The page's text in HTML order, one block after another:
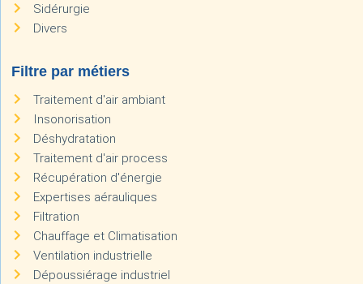
Sidérurgie
Divers
Filtre par métiers
Traitement d'air ambiant
Insonorisation
Déshydratation
Traitement d'air process
Récupération d'énergie
Expertises aérauliques
Filtration
Chauffage et Climatisation
Ventilation industrielle
Dépoussiérage industriel